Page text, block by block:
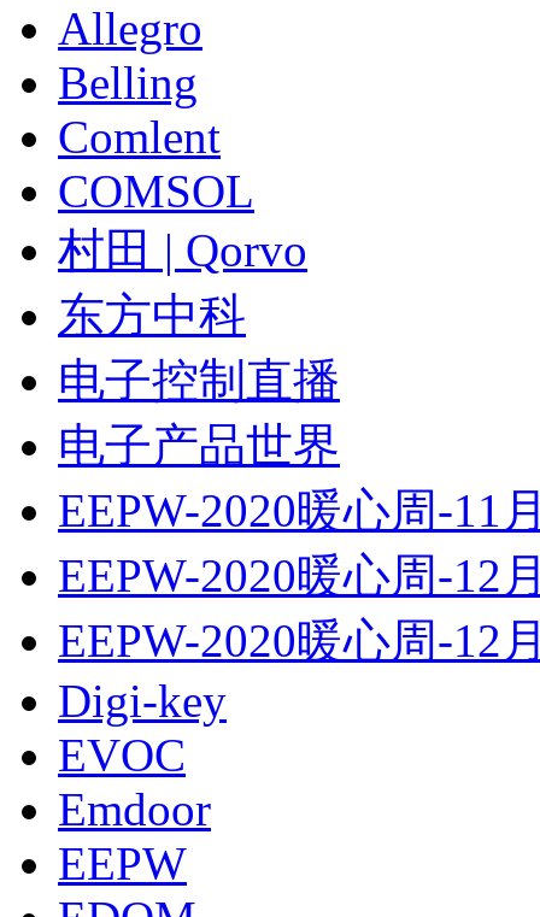
Allegro
Belling
Comlent
COMSOL
村田 | Qorvo
东方中科
电子控制直播
电子产品世界
EEPW-2020暖心周-11
EEPW-2020暖心周-12
EEPW-2020暖心周-12
Digi-key
EVOC
Emdoor
EEPW